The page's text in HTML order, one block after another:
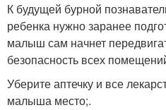
К будущей бурной
ребенка нужно заранее
малыш сам начнет
безопасность всех
Уберите аптечку и все
малыша место;.